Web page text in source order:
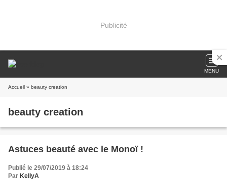
Publicité
MENU
Accueil » beauty creation
beauty creation
Astuces beauté avec le Monoï !
Publié le 29/07/2019 à 18:24
Par KellyA